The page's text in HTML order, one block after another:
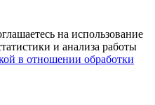
на использование
и анализа работы
в отношении обработки